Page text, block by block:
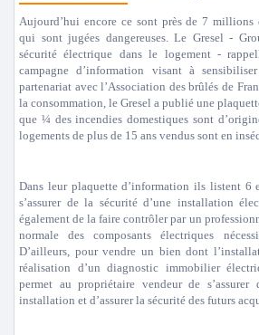
Aujourd’hui encore ce sont près de 7 millions
qui sont jugées dangereuses. Le Gresel -
sécurité électrique dans le logement -
campagne d’information visant à
partenariat avec l’Association des brûlés de
la consommation, le Gresel a publié une
que ¼ des incendies domestiques sont
logements de plus de 15 ans vendus sont en
Dans leur plaquette d’information ils listent 6
s’assurer de la sécurité d’une installation
également de la faire contrôler par un
normale des composants électriques
D’ailleurs, pour vendre un bien dont
réalisation d’un diagnostic immobilier
permet au propriétaire vendeur de
installation et d’assurer la sécurité des futurs